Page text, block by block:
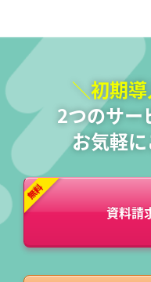
＼初期
2つのサー
お気軽
資料請